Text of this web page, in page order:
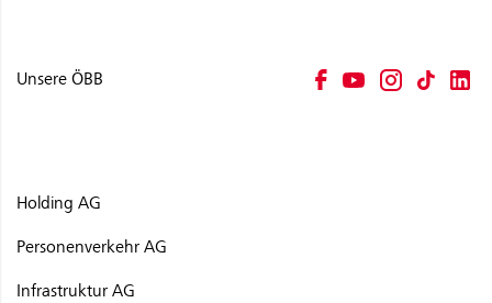
Unsere ÖBB
Holding AG
Personenverkehr AG
Infrastruktur AG